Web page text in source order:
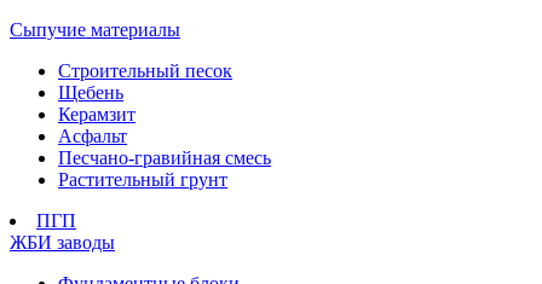
Сыпучие материалы
Строительный песок
Щебень
Керамзит
Асфальт
Песчано-гравийная смесь
Растительный грунт
ПГП
ЖБИ заводы